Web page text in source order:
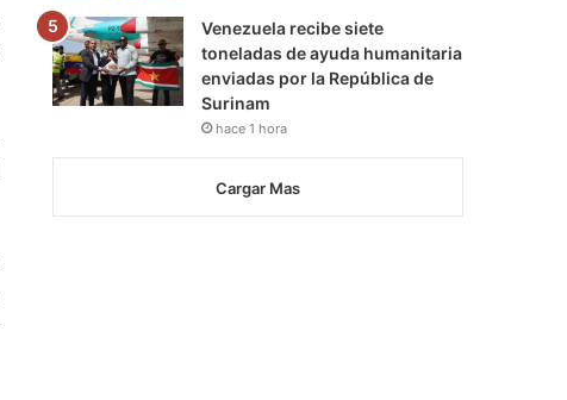
Venezuela recibe siete
toneladas de ayuda humanitaria
enviadas por la República de
Surinam
hace 1 hora
Cargar Mas